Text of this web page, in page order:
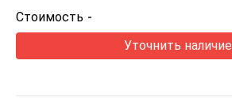
Стоимость -
Уточнить наличие